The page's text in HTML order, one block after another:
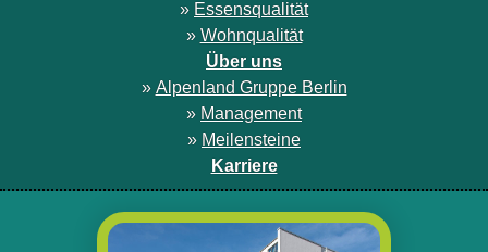
» Essensqualität
» Wohnqualität
Über uns
» Alpenland Gruppe Berlin
» Management
» Meilensteine
Karriere